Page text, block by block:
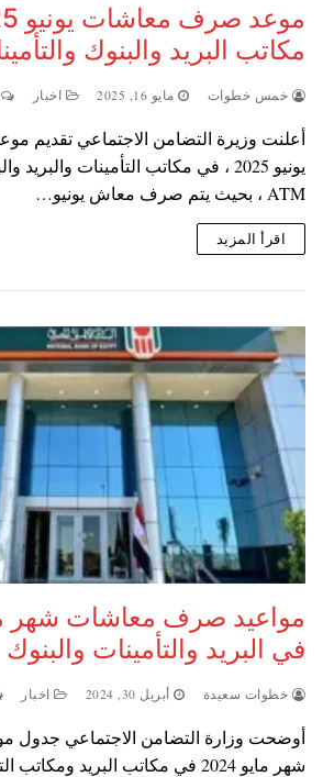
مكاتب البريد والبنوك
خمس خطوات مايو 16, 2025 اخبار
أعلنت وزيرة التضامن الاجتماعي تقديم
يونيو 2025 ، في مكاتب التأمينات
ATM ، بحيث يتم صرف معاش يونيو…
اقرأ المزيد
في البريد والتأمينات والبنوك
خطوات سعيدة أبريل 30, 2024 اخبار
أوضحت وزارة التضامن الاجتماعي جدول
شهر مايو 2024 في مكاتب البريد